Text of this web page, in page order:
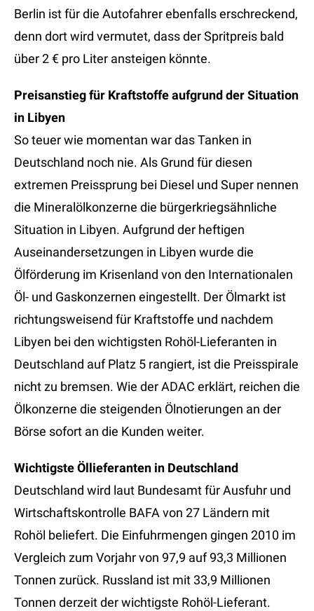
Berlin ist für die Autofahrer ebenfalls erschreckend,
denn dort wird vermutet, dass der Spritpreis bald
über 2 € pro Liter ansteigen könnte.
Preisanstieg für Kraftstoffe aufgrund der Situation
in Libyen
So teuer wie momentan war das Tanken in
Deutschland noch nie. Als Grund für diesen
extremen Preissprung bei Diesel und Super nennen
die Mineralölkonzerne die bürgerkriegsähnliche
Situation in Libyen. Aufgrund der heftigen
Auseinandersetzungen in Libyen wurde die
Ölförderung im Krisenland von den Internationalen
Öl- und Gaskonzernen eingestellt. Der Ölmarkt ist
richtungsweisend für Kraftstoffe und nachdem
Libyen bei den wichtigsten Rohöl-Lieferanten in
Deutschland auf Platz 5 rangiert, ist die Preisspirale
nicht zu bremsen. Wie der ADAC erklärt, reichen die
Ölkonzerne die steigenden Ölnotierungen an der
Börse sofort an die Kunden weiter.
Wichtigste Öllieferanten in Deutschland
Deutschland wird laut Bundesamt für Ausfuhr und
Wirtschaftskontrolle BAFA von 27 Ländern mit
Rohöl beliefert. Die Einfuhrmengen gingen 2010 im
Vergleich zum Vorjahr von 97,9 auf 93,3 Millionen
Tonnen zurück. Russland ist mit 33,9 Millionen
Tonnen derzeit der wichtigste Rohöl-Lieferant.